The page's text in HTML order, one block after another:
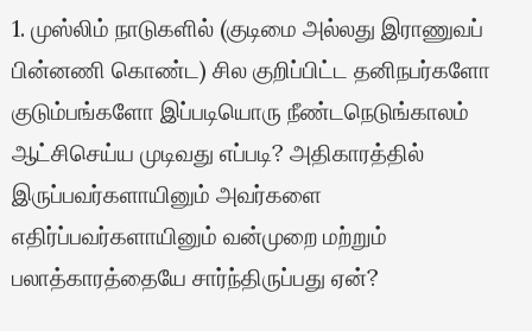
1. முஸ்லிம் நாடுகளில் (குடிமை அல்லது இராணுவப்
பின்னணி கொண்ட) சில குறிப்பிட்ட தனிநபர்களோ
குடும்பங்களோ இப்படியொரு நீண்டநெடுங்காலம்
ஆட்சிசெய்ய முடிவது எப்படி? அதிகாரத்தில்
இருப்பவர்களாயினும் அவர்களை
எதிர்ப்பவர்களாயினும் வன்முறை மற்றும்
பலாத்காரத்தையே சார்ந்திருப்பது ஏன்?